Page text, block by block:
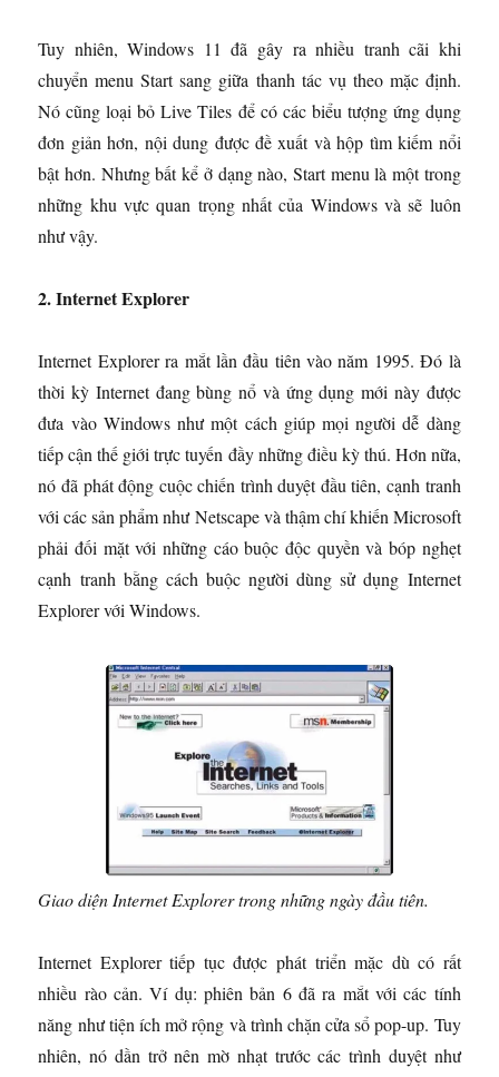
Tuy nhiên, Windows 11 đã gây ra nhiều tranh cãi khi
chuyển menu Start sang giữa thanh tác vụ theo mặc định.
Nó cũng loại bỏ Live Tiles để có các biểu tượng ứng dụng
đơn giản hơn, nội dung được đề xuất và hộp tìm kiếm nổi
bật hơn. Nhưng bất kể ở dạng nào, Start menu là một trong
những khu vực quan trọng nhất của Windows và sẽ luôn
như vậy.
2. Internet Explorer
Internet Explorer ra mắt lần đầu tiên vào năm 1995. Đó là
thời kỳ Internet đang bùng nổ và ứng dụng mới này được
đưa vào Windows như một cách giúp mọi người dễ dàng
tiếp cận thế giới trực tuyến đầy những điều kỳ thú. Hơn nữa,
nó đã phát động cuộc chiến trình duyệt đầu tiên, cạnh tranh
với các sản phẩm như Netscape và thậm chí khiến Microsoft
phải đối mặt với những cáo buộc độc quyền và bóp nghẹt
cạnh tranh bằng cách buộc người dùng sử dụng Internet
Explorer với Windows.
Giao diện Internet Explorer trong những ngày đầu tiên.
Internet Explorer tiếp tục được phát triển mặc dù có rất
nhiều rào cản. Ví dụ: phiên bản 6 đã ra mắt với các tính
năng như tiện ích mở rộng và trình chặn cửa sổ pop-up. Tuy
nhiên, nó dần trở nên mờ nhạt trước các trình duyệt như